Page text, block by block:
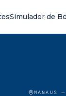
Simulador de
MANAUS